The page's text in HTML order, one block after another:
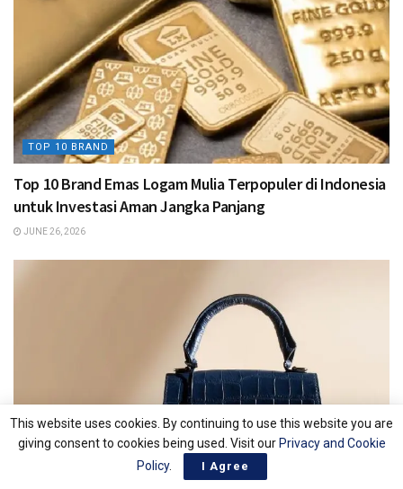
TOP 10 BRAND
Top 10 Brand Emas Logam Mulia Terpopuler di Indonesia
untuk Investasi Aman Jangka Panjang
JUNE 26, 2026
This website uses cookies. By continuing to use this website you are
giving consent to cookies being used. Visit our Privacy and Cookie
Policy. I Agree